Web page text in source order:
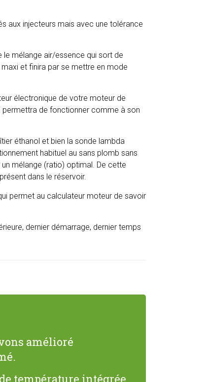
aux injecteurs mais avec une tolérance
le mélange air/essence qui sort de
et finira par se mettre en mode
électronique de votre moteur de
de fonctionner comme à son
éthanol et bien la sonde lambda
habituel au sans plomb sans
mélange (ratio) optimal. De cette
dans le réservoir.
permet au calculateur moteur de savoir
dernier démarrage, dernier temps
amélioré
température intégrée,